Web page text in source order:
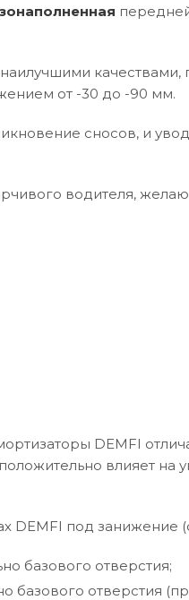
от -30 до -90 мм.
сносов, и
водителя,
DEMFI
положительно влияет
DEMFI под занижение
базового отверстия;
базового отверстия